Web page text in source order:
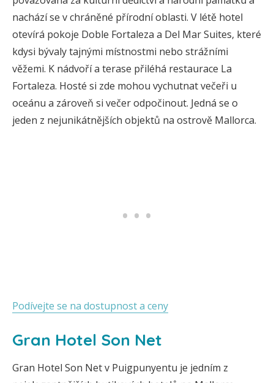
nachází se v chráněné přírodní oblasti. V létě hotel
otevírá pokoje Doble Fortaleza a Del Mar Suites, které
kdysi bývaly tajnými místnostmi nebo strážními
věžemi. K nádvoří a terase přiléhá restaurace La
Fortaleza. Hosté si zde mohou vychutnat večeři u
oceánu a zároveň si večer odpočinout. Jedná se o
jeden z nejunikátnějších objektů na ostrově Mallorca.
Podívejte se na dostupnost a ceny
Gran Hotel Son Net
Gran Hotel Son Net v Puigpunyentu je jedním z